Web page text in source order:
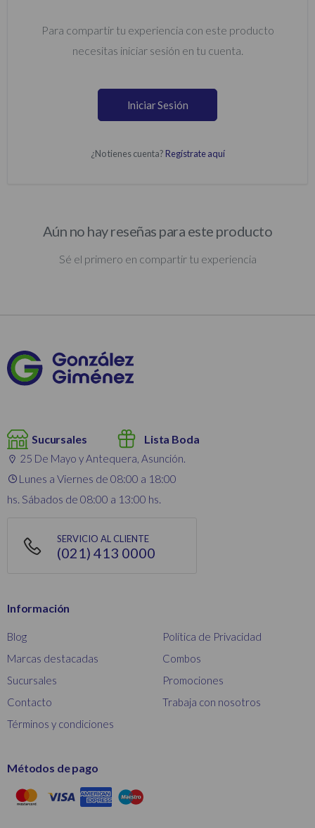
Para compartir tu experiencia con este producto
necesitas iniciar sesión en tu cuenta.
Iniciar Sesión
¿No tienes cuenta? Regístrate aquí
Aún no hay reseñas para este producto
Sé el primero en compartir tu experiencia
Sucursales Lista Boda
25 De Mayo y Antequera, Asunción.
Lunes a Viernes de 08:00 a 18:00
hs. Sábados de 08:00 a 13:00 hs.
SERVICIO AL CLIENTE
(021) 413 0000
Información
Blog
Marcas destacadas
Sucursales
Contacto
Términos y condiciones
Política de Privacidad
Combos
Promociones
Trabaja con nosotros
Métodos de pago